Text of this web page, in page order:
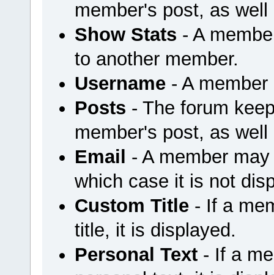
member's post, as
Show Stats - A
to another member.
Username- A member
Posts - The forum
member's post, as
Email - A member
which case it is not
Custom Title- If a
title, it is displayed.
Personal Text- If a